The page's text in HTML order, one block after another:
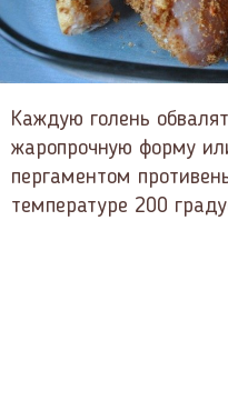
Каждую голень
жаропрочную форму
пергаментом
температуре 200